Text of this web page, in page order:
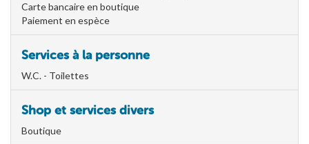
Carte bancaire en boutique
Paiement en espèce
Services à la personne
W.C. - Toilettes
Shop et services divers
Boutique